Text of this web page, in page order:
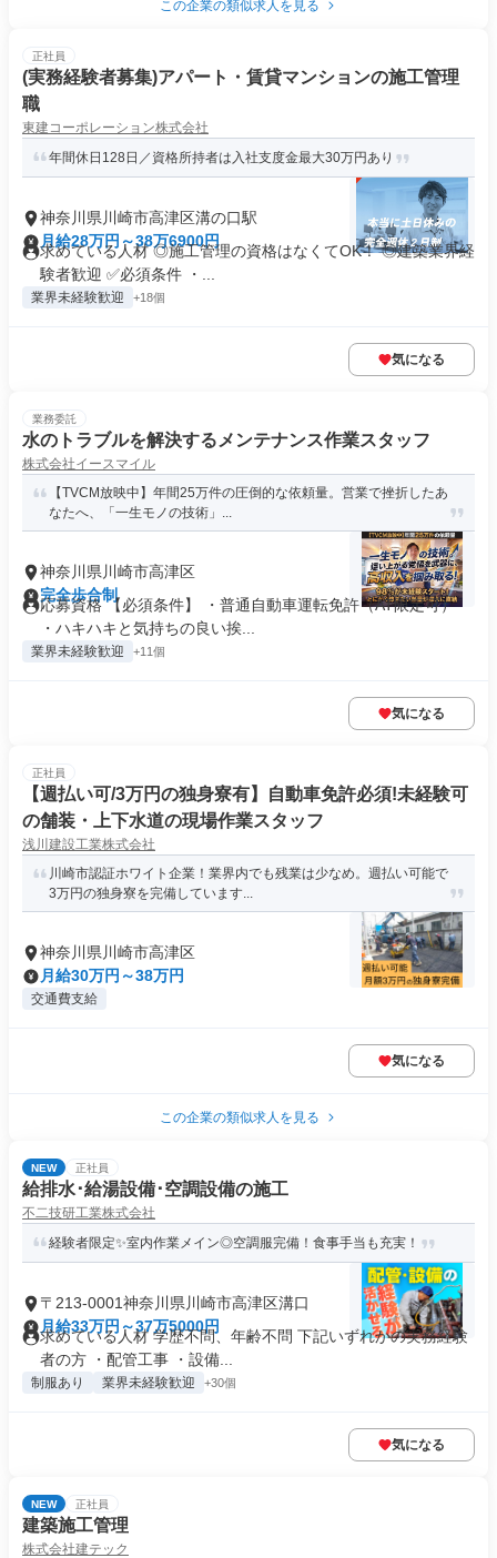
この企業の類似求人を見る
正社員
(実務経験者募集)アパート・賃貸マンションの施工管理
職
東建コーポレーション株式会社
年間休日128日／資格所持者は入社支度金最大30万円あり
神奈川県川崎市高津区溝の口駅
月給28万円～38万6900円
求めている人材 ◎施工管理の資格はなくてOK！ ◎建築業界経
験者歓迎 ✅必須条件 ・...
業界未経験歓迎 +18個
気になる
業務委託
水のトラブルを解決するメンテナンス作業スタッフ
株式会社イースマイル
【TVCM放映中】年間25万件の圧倒的な依頼量。営業で挫折したあ
なたへ、「一生モノの技術」...
神奈川県川崎市高津区
完全歩合制
応募資格 【必須条件】 ・普通自動車運転免許（AT限定可）
・ハキハキと気持ちの良い挨...
業界未経験歓迎 +11個
気になる
正社員
【週払い可/3万円の独身寮有】自動車免許必須!未経験可
の舗装・上下水道の現場作業スタッフ
浅川建設工業株式会社
川崎市認証ホワイト企業！業界内でも残業は少なめ。週払い可能で
3万円の独身寮を完備しています...
神奈川県川崎市高津区
月給30万円～38万円
交通費支給
気になる
この企業の類似求人を見る
NEW 正社員
給排水･給湯設備･空調設備の施工
不二技研工業株式会社
経験者限定✨室内作業メイン◎空調服完備！食事手当も充実！
〒213-0001神奈川県川崎市高津区溝口
月給33万円～37万5000円
求めている人材 学歴不問、年齢不問 下記いずれかの実務経験
者の方 ・配管工事 ・設備...
制服あり 業界未経験歓迎 +30個
気になる
NEW 正社員
建築施工管理
株式会社建テック